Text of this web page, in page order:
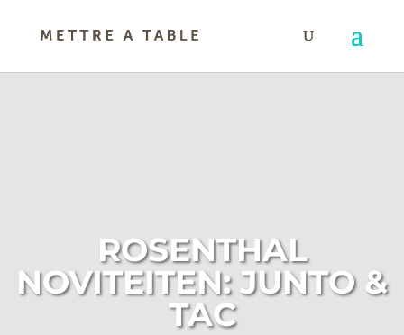
ROSENTHAL
NOVITEITEN: JUNTO &
TAC